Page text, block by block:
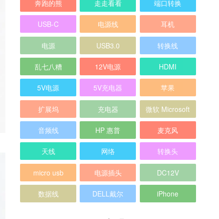
奔跑的熊 走走看看 端口转换
USB-C 电源线 耳机
电源 USB3.0 转换线
乱七八糟 12V电源 HDMI
5V电源 5V充电器 苹果
扩展坞 充电器 微软 Microsoft
音频线 HP 惠普 麦克风
天线 网络 转换头
micro usb 电源插头 DC12V
数据线 DELL戴尔 iPhone